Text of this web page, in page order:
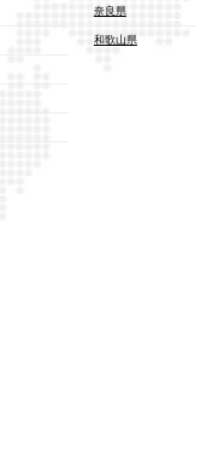
奈良県
和歌山県